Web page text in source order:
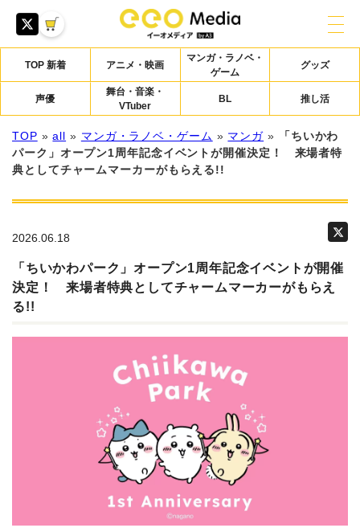
TOP 新着 アニメ・映画
マンガ・ラノベ・
ゲーム
グッズ
声優
舞台・音楽・
VTuber
BL 推し活
TOP »all » マンガ・ラノベ・ゲーム » マンガ »
「ちいかわ
パーク」オープン1周年記念イベントが開催決定！ 来場者特
典としてチャームマーカーがもらえる!!
2026.06.18
「ちいかわパーク」オープン1周年記念イベントが開催
決定！ 来場者特典としてチャームマーカーがもらえ
る!!